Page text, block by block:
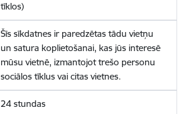
tīklos)
Šīs sīkdatnes ir paredzētas tādu vietņu
un satura koplietošanai, kas jūs interesē
mūsu vietnē, izmantojot trešo personu
sociālos tīklus vai citas vietnes.
24 stundas